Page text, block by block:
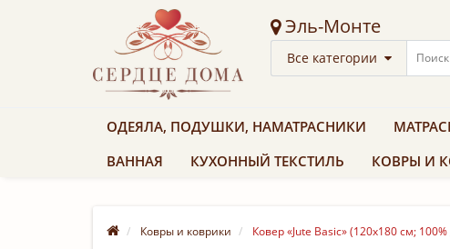
Эль-Монте
Все категории
ОДЕЯЛА, ПОДУШКИ, НАМАТРАСНИКИ
ВАННАЯ
КУХОННЫЙ ТЕКСТИЛЬ КОВРЫ И
Ковры и коврики Ковер «Jute Basic» (120х180 см;